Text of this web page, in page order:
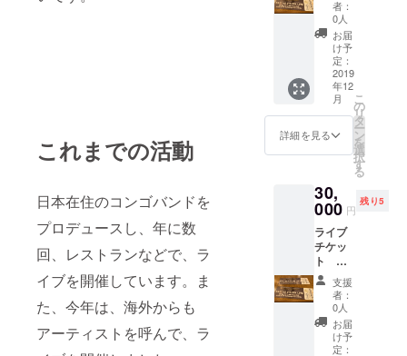
これまでの活動
日本在住のコンゴバンドを
プロデュースし、年に数
回、レストランなどで、ラ
イブを開催しています。ま
た、今年は、海外からも
アーティストを呼んで、ラ
なって
おりま
す。）
アー
ティス
ト T
シャ
ツ ２
枚 ※S サ
イズと
Mサイ
ズのど
ちらか
ご希望
ズを備
考欄に
ご記載
くださ
い。
（ユニ
セック
スのサ
イズに
なって
おりま
す。）
者：
0人
お届
け予
定：
2019
年12
月
詳細を見る
こ
の
リ
タ
ー
ン
を
選
択
す
る
30,
000 円
残り5
ライブ
チケッ
ト ２
枚 Papa
wemba
CD 1枚
アフリ
カアー
ティス
支援
者：
0人
お届
け予
定：